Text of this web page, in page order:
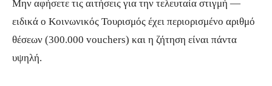
Μην αφήσετε τις αιτήσεις για την τελευταία στιγμή —
ειδικά ο Κοινωνικός Τουρισμός έχει περιορισμένο αριθμό
θέσεων (300.000 vouchers) και η ζήτηση είναι πάντα
υψηλή.